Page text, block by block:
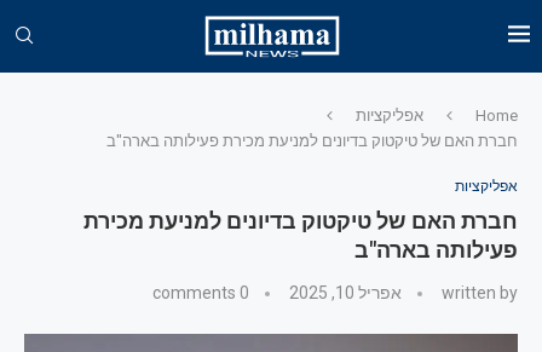
Home
אפליקציות
חברת האם של טיקטוק בדיונים למניעת מכירת פעילותה בארה"ב
אפליקציות
חברת האם של טיקטוק בדיונים למניעת מכירת
פעילותה בארה"ב
written by אפריל 10, 2025 0 comments